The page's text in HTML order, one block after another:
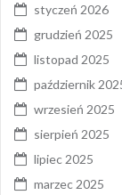
styczeń 2026
grudzień 2025
listopad 2025
październik
wrzesień 2025
sierpień 2025
lipiec 2025
marzec 2025